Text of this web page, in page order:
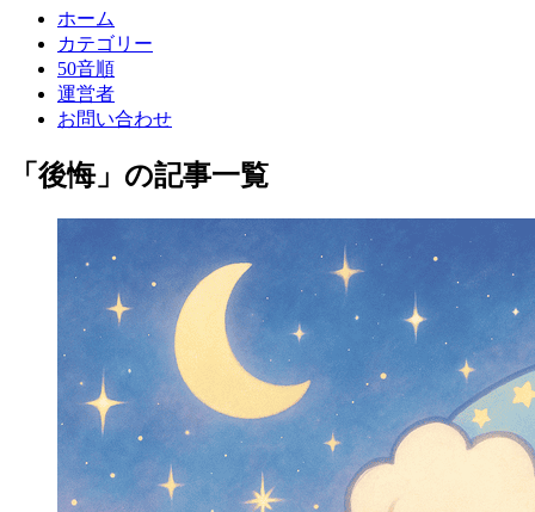
ホーム
カテゴリー
50音順
運営者
お問い合わせ
「後悔」の記事一覧